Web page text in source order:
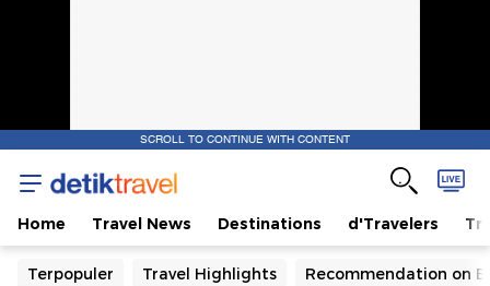
SCROLL TO CONTINUE WITH CONTENT
Home Travel News Destinations d'Travelers
Terpopuler Travel Highlights Recommendation on